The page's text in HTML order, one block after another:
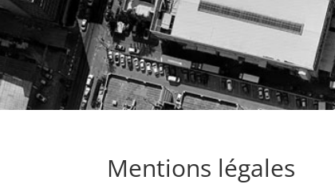
Mentions légales